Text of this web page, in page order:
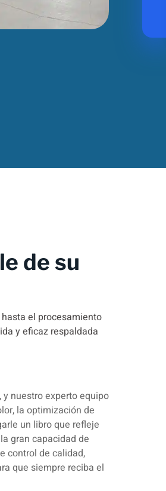
de su
el procesamiento
y eficaz respaldada
nuestro experto equipo
la optimización de
un libro que refleje
gran capacidad de
control de calidad,
que siempre reciba el